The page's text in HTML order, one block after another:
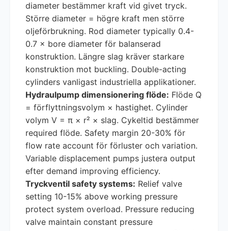
diameter bestämmer kraft vid givet tryck.
Större diameter = högre kraft men större
oljeförbrukning. Rod diameter typically 0.4-
0.7 × bore diameter för balanserad
konstruktion. Längre slag kräver starkare
konstruktion mot buckling. Double-acting
cylinders vanligast industriella applikationer.
Hydraulpump dimensionering flöde: Flöde Q
= förflyttningsvolym × hastighet. Cylinder
volym V = π × r² × slag. Cykeltid bestämmer
required flöde. Safety margin 20-30% för
flow rate account för förluster och variation.
Variable displacement pumps justera output
efter demand improving efficiency.
Tryckventil safety systems: Relief valve
setting 10-15% above working pressure
protect system overload. Pressure reducing
valve maintain constant pressure